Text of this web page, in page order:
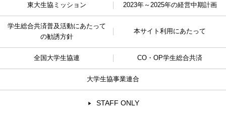
東大生協ミッション 2023年～2025年の経営中期計画
学生総合共済普及活動にあたって
の勧誘方針
本サイト利用にあたって
全国大学生協連 CO・OP学生総合共済
大学生協事業連合
STAFF ONLY